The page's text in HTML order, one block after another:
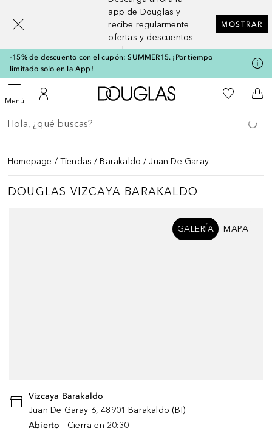
app de Douglas y
recibe regularmente
ofertas y descuentos
exclusivos
MOSTRAR
-15% de descuento con el cupón: SUMMER15. ¡Por tiempo
limitado solo en la App!
MenúAbrir menúMi cuenta
A Douglas HomeMi lista de
A
Regresar
Ejecutar búsqueda
Homepage Tiendas Barakaldo Juan De Garay
DOUGLAS VIZCAYA BARAKALDO
Vizcaya Barakaldo
Juan De Garay 6, 48901 Barakaldo (BI)
Abierto - Cierra en 20:30
GALERÍA MAPA
CONFIGURACIÓN DE COOKIES
[navigation.slideout.screenreader]